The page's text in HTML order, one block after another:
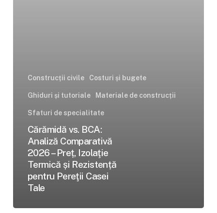
pentru
Casei
Tale
Construcții civile Costuri și bugete
Ghiduri și tutoriale Materiale de construcții
Sfaturi de specialitate
Cărămidă vs. BCA:
Analiză Comparativă
2026 – Preț, Izolaţie
Termică și Rezistență
pentru Pereţii Casei
Tale